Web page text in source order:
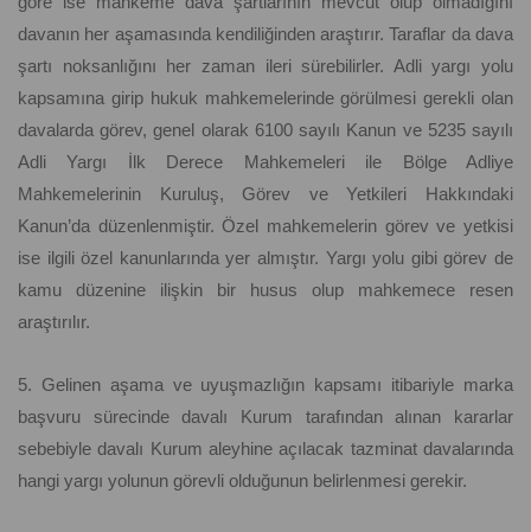
davanın her aşamasında kendiliğinden araştırır. Taraflar da dava
şartı noksanlığını her zaman ileri sürebilirler. Adli yargı yolu
kapsamına girip hukuk mahkemelerinde görülmesi gerekli olan
davalarda görev, genel olarak 6100 sayılı Kanun ve 5235 sayılı
Adli Yargı İlk Derece Mahkemeleri ile Bölge Adliye
Mahkemelerinin Kuruluş, Görev ve Yetkileri Hakkındaki
Kanun’da düzenlenmiştir. Özel mahkemelerin görev ve yetkisi
ise ilgili özel kanunlarında yer almıştır. Yargı yolu gibi görev de
kamu düzenine ilişkin bir husus olup mahkemece resen
araştırılır.
5. Gelinen aşama ve uyuşmazlığın kapsamı itibariyle marka
başvuru sürecinde davalı Kurum tarafından alınan kararlar
sebebiyle davalı Kurum aleyhine açılacak tazminat davalarında
hangi yargı yolunun görevli olduğunun belirlenmesi gerekir.